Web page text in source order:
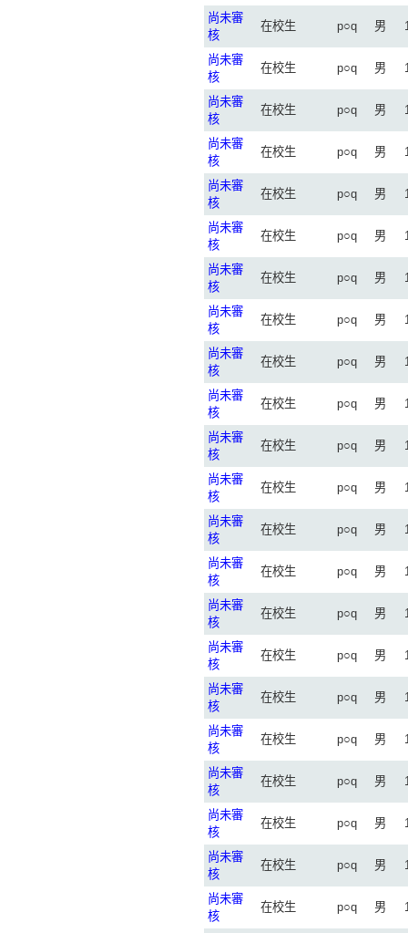
尚未審
核
在校生 p○q 男
尚未審
核
在校生 p○q 男
尚未審
核
在校生 p○q 男
尚未審
核
在校生 p○q 男
尚未審
核
在校生 p○q 男
尚未審
核
在校生 p○q 男
尚未審
核
在校生 p○q 男
尚未審
核
在校生 p○q 男
尚未審
核
在校生 p○q 男
尚未審
核
在校生 p○q 男
尚未審
核
在校生 p○q 男
尚未審
核
在校生 p○q 男
尚未審
核
在校生 p○q 男
尚未審
核
在校生 p○q 男
尚未審
核
在校生 p○q 男
尚未審
核
在校生 p○q 男
尚未審
核
在校生 p○q 男
尚未審
核
在校生 p○q 男
尚未審
核
在校生 p○q 男
尚未審
核
在校生 p○q 男
尚未審
核
在校生 p○q 男
尚未審
核
在校生 p○q 男